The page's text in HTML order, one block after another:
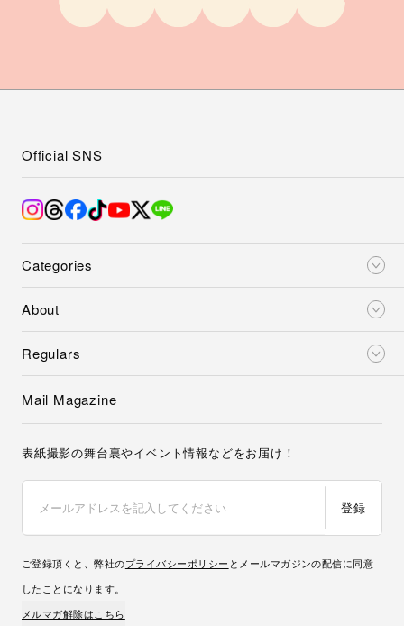
Categories
About
Regulars
Official SNS
Mail Magazine
表紙撮影の舞台裏やイベント情報などをお届け！
登録
ご登録頂くと、弊社のプライバシーポリシー とメールマガジンの配信に同意
したことになります。
メルマガ解除はこちら